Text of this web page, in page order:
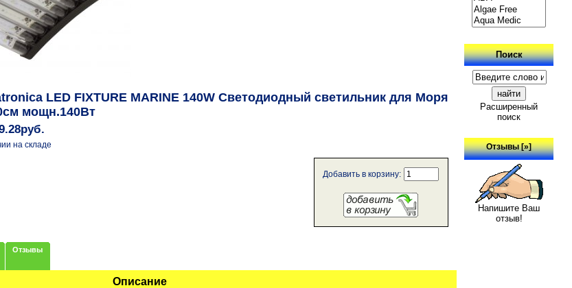
LED FIXTURE MARINE 140W Светодиодный светильник для Моря
мощн.140Вт
на складе
Добавить в корзину:
Отзывы
Описание
Поиск
Расширенный
поиск
Отзывы [»]
Напишите Ваш
отзыв!